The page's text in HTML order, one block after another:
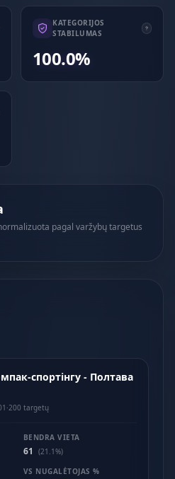
KATEGORIJOS
STABILUMAS
100.0%
pagal varžybų targetus
спортінгу - Полтава
·200 targetų
BENDRA VIETA
61
(21.1%)
VS NUGALĖTOJAS %